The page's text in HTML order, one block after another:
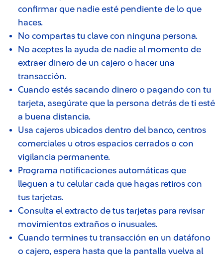
confirmar que nadie esté pendiente de lo que
haces.
No compartas tu clave con ninguna persona.
No aceptes la ayuda de nadie al momento de
extraer dinero de un cajero o hacer una
transacción.
Cuando estés sacando dinero o pagando con tu
tarjeta, asegúrate que la persona detrás de ti esté
a buena distancia.
Usa cajeros ubicados dentro del banco, centros
comerciales u otros espacios cerrados o con
vigilancia permanente.
Programa notificaciones automáticas que
lleguen a tu celular cada que hagas retiros con
tus tarjetas.
Consulta el extracto de tus tarjetas para revisar
movimientos extraños o inusuales.
Cuando termines tu transacción en un datáfono
o cajero, espera hasta que la pantalla vuelva al